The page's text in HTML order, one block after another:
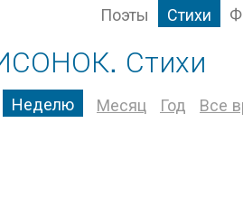
Поэты Стихи
Стихи
Неделю Месяц Год Все